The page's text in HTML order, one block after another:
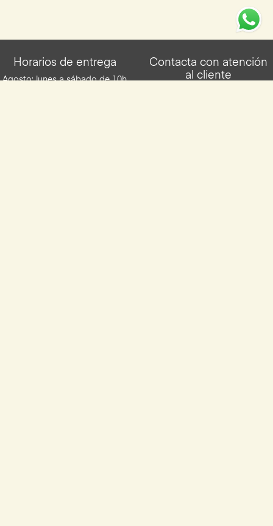
Horarios de entrega
Agosto: lunes a sábado de 10h
Contacta con atención
al cliente